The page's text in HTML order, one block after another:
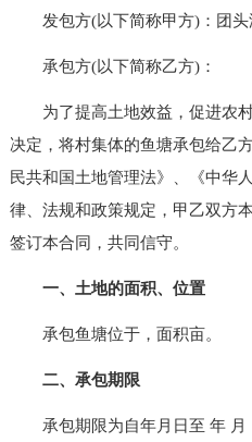
发包方(以下简称甲方)：团头
承包方(以下简称乙方)：
为了提高土地效益，促进农村
决定，将村集体的鱼塘承包给乙
民共和国土地管理法》、《中华
律、法规和政策规定，甲乙双方
签订本合同，共同信守。
一、土地的面积、位置
承包鱼塘位于，面积亩。
二、承包期限
承包期限为自年月日至 年 月